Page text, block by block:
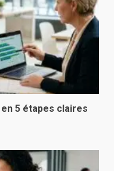
5 étapes claires